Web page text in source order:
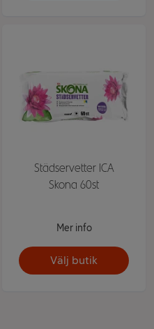
Städservetter ICA
Skona 60st
Mer info
Välj butik